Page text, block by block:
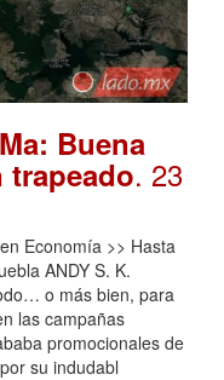
Buena
. 23
Economía >> Hasta
ANDY S. K.
o más bien, para
las campañas
promocionales de
su indudabl